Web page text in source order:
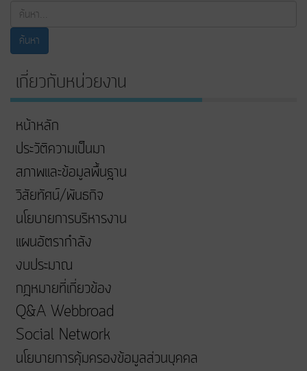
ค้นหา...
ค้นหา
เกี่ยวกับหน่วยงาน
หน้าหลัก
ประวัติความเป็นมา
สภาพและข้อมูลพื้นฐาน
วิสัยทัศน์/พันธกิจ
นโยบายการบริหารงาน
แผนอัตรากำลัง
งบประมาณ
กฎหมายที่เกี่ยวข้อง
Q&A Webbroad
Social Network
นโยบายการคุ้มครองข้อมูลส่วนบุคคล